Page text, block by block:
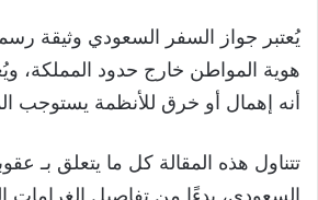
يُعتبر جواز السفر السعودي وثيقة
هوية المواطن خارج حدود المملكة،
أنه إهمال أو خرق للأنظمة يستوجب
تتناول هذه المقالة كل ما يتعلق بـ